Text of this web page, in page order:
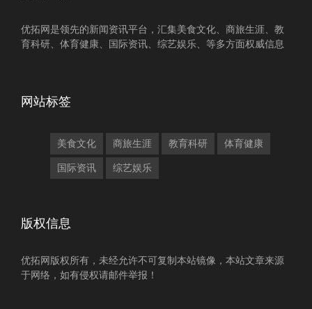
优拓网是领先的新闻资讯平台，汇集美食文化、商旅生涯、教
育科研、体育健康、国际资讯、综艺娱乐、等多方面权威信息
网站标签
美食文化 商旅生涯 教育科研 体育健康
国际资讯 综艺娱乐
版权信息
优拓网版权所有，未经允许不可复制本站镜像，本站文章来源
于网络，如有侵权请邮件举报！